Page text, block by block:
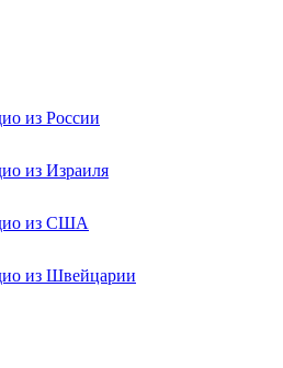
из России
из Израиля
из США
из Швейцарии